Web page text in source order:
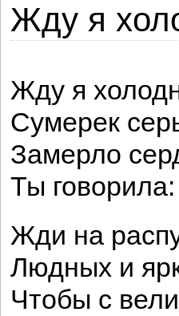
Жду я
Жду я
Сумерек
Замерло
Ты
Жди на
Людных и
Чтобы с